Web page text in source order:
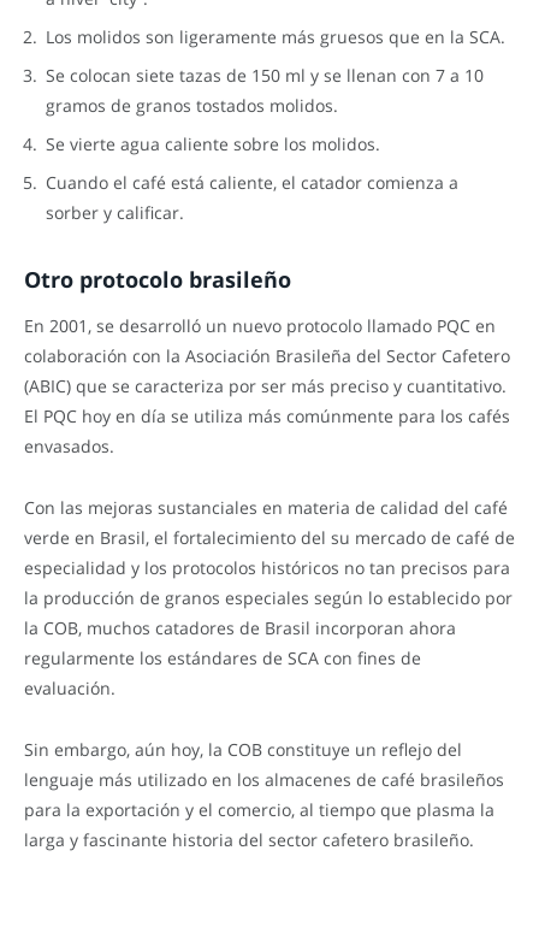
Los molidos son ligeramente más gruesos que en la SCA.
Se colocan siete tazas de 150 ml y se llenan con 7 a 10
gramos de granos tostados molidos.
Se vierte agua caliente sobre los molidos.
Cuando el café está caliente, el catador comienza a
sorber y calificar.
Otro protocolo brasileño
En 2001, se desarrolló un nuevo protocolo llamado PQC en
colaboración con la Asociación Brasileña del Sector Cafetero
(ABIC) que se caracteriza por ser más preciso y cuantitativo.
El PQC hoy en día se utiliza más comúnmente para los cafés
envasados.
Con las mejoras sustanciales en materia de calidad del café
verde en Brasil, el fortalecimiento del su mercado de café de
especialidad y los protocolos históricos no tan precisos para
la producción de granos especiales según lo establecido por
la COB, muchos catadores de Brasil incorporan ahora
regularmente los estándares de SCA con fines de
evaluación.
Sin embargo, aún hoy, la COB constituye un reflejo del
lenguaje más utilizado en los almacenes de café brasileños
para la exportación y el comercio, al tiempo que plasma la
larga y fascinante historia del sector cafetero brasileño.